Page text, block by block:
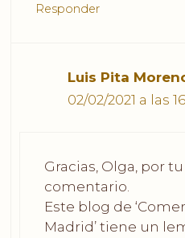
Responder
Luis Pita
02/02/2021 a las
Gracias, Olga, por
comentario.
Este blog de
Madrid’ tiene un